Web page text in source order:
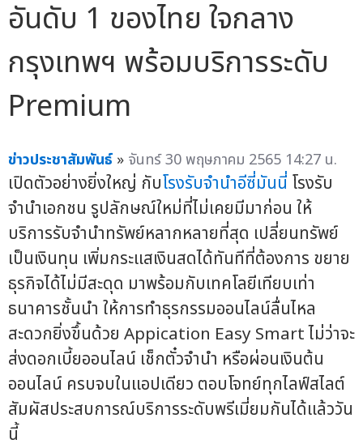
อันดับ 1 ของไทย ใจกลาง
กรุงเทพฯ พร้อมบริการระดับ
Premium
ข่าวประชาสัมพันธ์ » จันทร์ 30 พฤษภาคม 2565 14:27 น.
เปิดตัวอย่างยิ่งใหญ่ กับโรงรับจำนำอีซี่มันนี่ โรงรับ
จำนำเอกชน รูปลักษณ์ใหม่ที่ไม่เคยมีมาก่อน ให้
บริการรับจำนำทรัพย์หลากหลายที่สุด เปลี่ยนทรัพย์
เป็นเงินทุน เพิ่มกระแสเงินสดได้ทันทีที่ต้องการ ขยาย
ธุรกิจได้ไม่มีสะดุด มาพร้อมกับเทคโลยีเทียบเท่า
ธนาคารชั้นนำ ให้การทำธุรกรรมออนไลน์ลื่นไหล
สะดวกยิ่งขึ้นด้วย Appication Easy Smart ไม่ว่าจะ
ส่งดอกเบี้ยออนไลน์ เช็กตั๋วจำนำ หรือผ่อนเงินต้น
ออนไลน์ ครบจบในแอปเดียว ตอบโจทย์ทุกไลฟ์สไลต์
สัมผัสประสบการณ์บริการระดับพรีเมี่ยมกันได้แล้ววัน
นี้